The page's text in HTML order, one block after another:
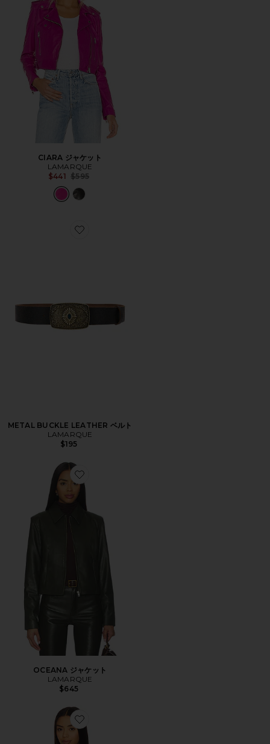
CIARA ジャケット
LAMARQUE
$441 Previous price:
$595
Favorite METAL BUCKLE LEATHER ベルト
METAL BUCKLE LEATHER ベルト
LAMARQUE
$195
Favorite OCEANA ジャケット
OCEANA ジャケット
LAMARQUE
$645
Favorite SOLANGE トップ